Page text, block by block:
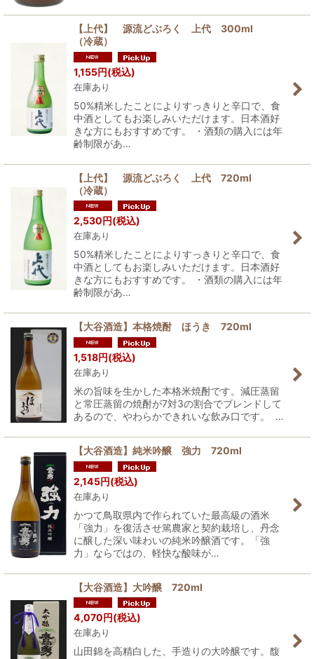
【上代】 源流どぶろく 上代 300ml
（冷蔵）
1,155円(税込)
在庫あり
50%精米したことによりすっきりと辛口で、食
中酒としてもお楽しみいただけます。日本酒好
きな方にもおすすめです。 ・酒類の購入には年
齢制限があ…
【上代】 源流どぶろく 上代 720ml
（冷蔵）
2,530円(税込)
在庫あり
50%精米したことによりすっきりと辛口で、食
中酒としてもお楽しみいただけます。日本酒好
きな方にもおすすめです。 ・酒類の購入には年
齢制限があ…
【大谷酒造】本格焼酎 ほうき 720ml
1,518円(税込)
在庫あり
米の旨味を生かした本格米焼酎です。減圧蒸留
と常圧蒸留の焼酎が7対3の割合でブレンドして
あるので、やわらかできれいな飲み口です。 …
【大谷酒造】純米吟醸 強力 720ml
2,145円(税込)
在庫あり
かつて鳥取県内で作られていた最高級の酒米
「強力」を復活させ篤農家と契約栽培し、丹念
に醸した深い味わいの純米吟醸酒です。「強
力」ならではの、軽快な酸味が…
【大谷酒造】大吟醸 720ml
4,070円(税込)
在庫あり
山田錦を高精白した、手造りの大吟醸です。馥